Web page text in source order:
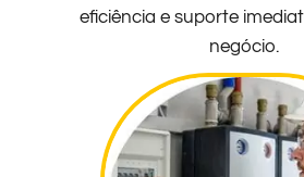
eficiência e suporte
negócio.